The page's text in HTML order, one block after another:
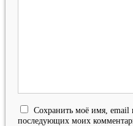
Сохранить моё имя, email
последующих моих